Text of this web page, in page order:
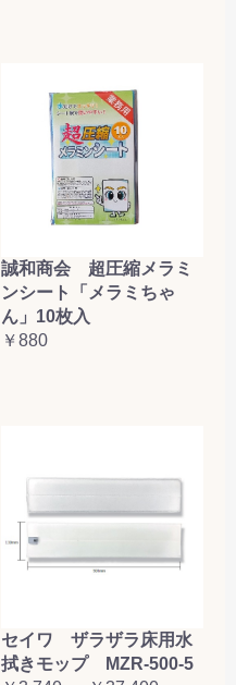
誠和商会 超圧縮メラミ
ンシート「メラミちゃ
ん」10枚入
￥880
セイワ ザラザラ床用水
拭きモップ MZR-500-5